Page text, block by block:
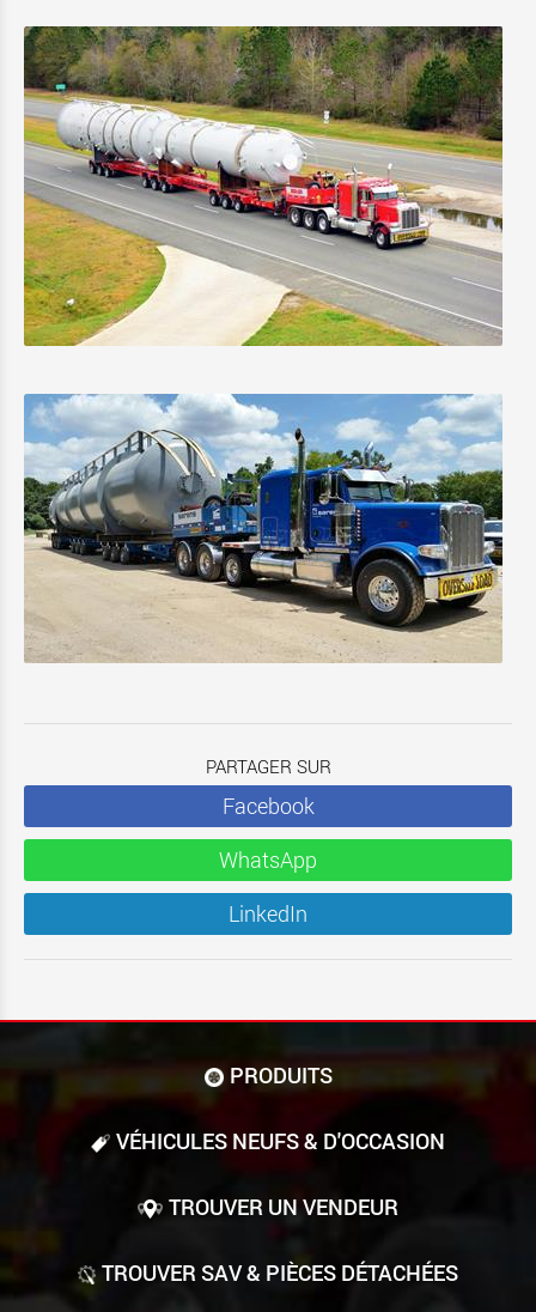
PARTAGER SUR
Facebook
WhatsApp
LinkedIn
PRODUITS
VÉHICULES NEUFS & D'OCCASION
TROUVER UN VENDEUR
TROUVER SAV & PIÈCES DÉTACHÉES